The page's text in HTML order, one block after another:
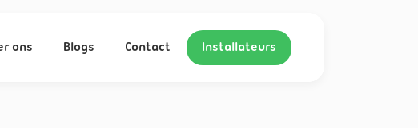
ons Blogs Contact Installateurs